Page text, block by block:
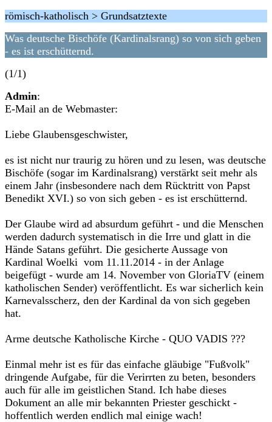
römisch-katholisch > Grundsatztexte
Was deutsche Bischöfe (Kardinalsrang) so von sich geben
- es ist erschütternd.
(1/1)
Admin:
E-Mail an de Webmaster:
Liebe Glaubensgeschwister,
es ist nicht nur traurig zu hören und zu lesen, was deutsche
Bischöfe (sogar im Kardinalsrang) verstärkt seit mehr als
einem Jahr (insbesondere nach dem Rücktritt von Papst
Benedikt XVI.) so von sich geben - es ist erschütternd.
Der Glaube wird ad absurdum geführt - und die Menschen
werden dadurch systematisch in die Irre und glatt in die
Hände Satans geführt. Die gesicherte Aussage von
Kardinal Woelki vom 11.11.2014 - in der Anlage
beigefügt - wurde am 14. November von GloriaTV (einem
katholischen Sender) veröffentlicht. Es war sicherlich kein
Karnevalsscherz, den der Kardinal da von sich gegeben
hat.
Arme deutsche Katholische Kirche - QUO VADIS ???
Einmal mehr ist es für das einfache gläubige "Fußvolk"
dringende Aufgabe, für die Verirrten zu beten, besonders
auch für alle im geistlichen Stand. Ich habe dieses
Dokument an alle mir bekannten Priester geschickt -
hoffentlich werden endlich mal einige wach!